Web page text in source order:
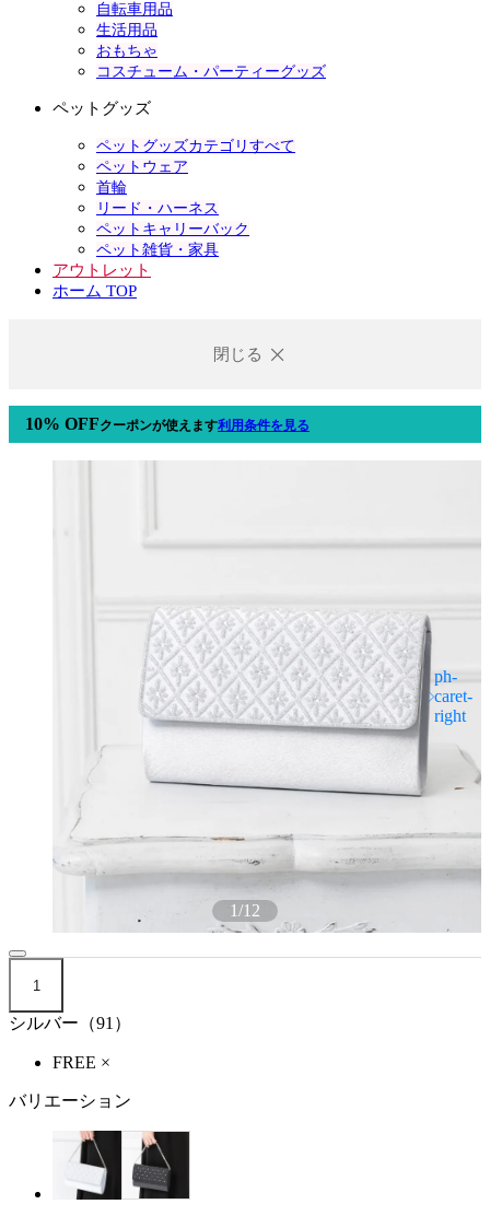
自転車用品
生活用品
おもちゃ
コスチューム・パーティーグッズ
ペットグッズ
ペットグッズカテゴリすべて
ペットウェア
首輪
リード・ハーネス
ペットキャリーバック
ペット雑貨・家具
アウトレット
ホーム TOP
閉じる
10% OFFクーポンが使えます利用条件を見る
1/12
1
シルバー（91）
FREE ×
バリエーション